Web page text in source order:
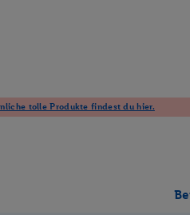
tolle Produkte findest du hier.